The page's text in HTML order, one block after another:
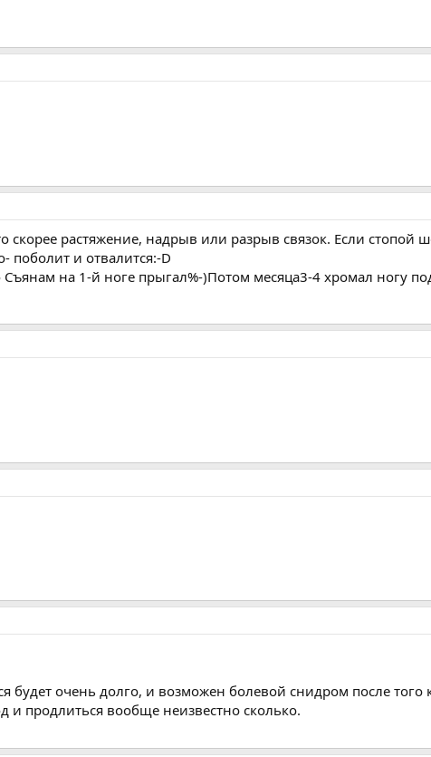
скорее растяжение, надрыв или разрыв связок. Если стопой
поболит и отвалится:-D
на 1-й ноге прыгал%-)Потом месяца3-4 хромал ногу
будет очень долго, и возможен болевой снидром после того
и продлиться вообще неизвестно сколько.